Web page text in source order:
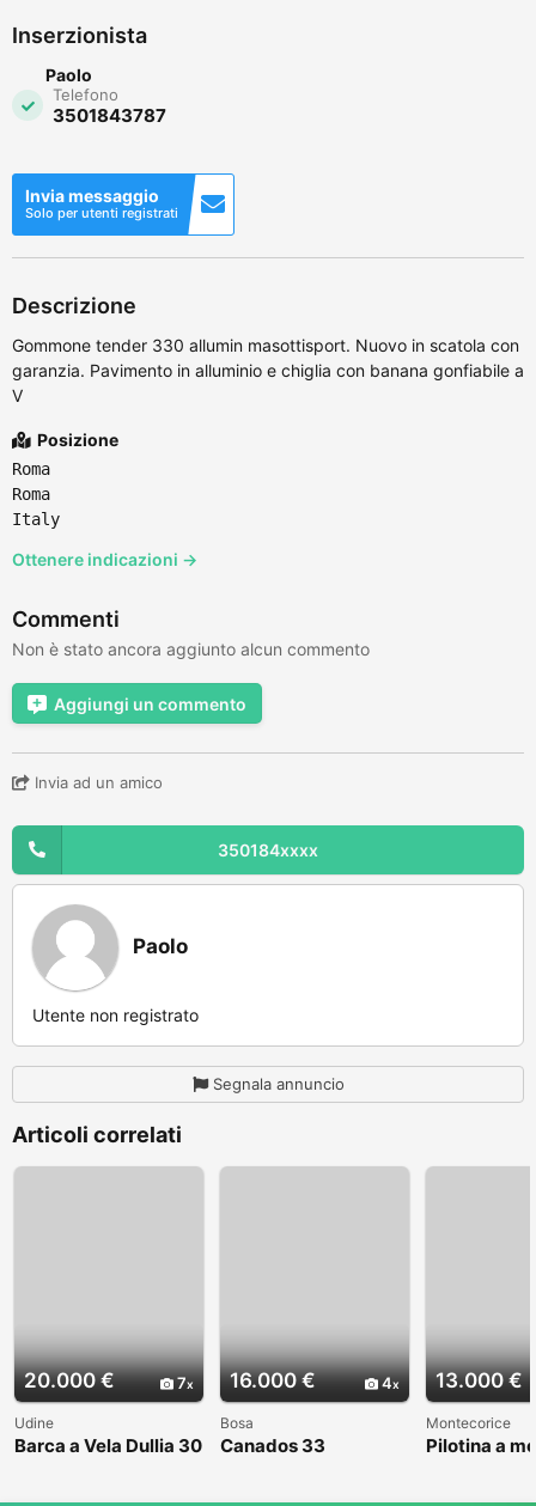
Inserzionista
Paolo
Telefono
3501843787
Invia messaggio
Solo per utenti registrati
Descrizione
Gommone tender 330 allumin masottisport. Nuovo in scatola con
garanzia. Pavimento in alluminio e chiglia con banana gonfiabile a
V
Posizione
Roma
Roma
Italy
Ottenere indicazioni →
Commenti
Non è stato ancora aggiunto alcun commento
Aggiungi un commento
Invia ad un amico
350184xxxx
Paolo
Utente non registrato
Segnala annuncio
Articoli correlati
20.000 € 7
Udine
Barca a Vela Dullia 30
16.000 € 4
Bosa
Canados 33
13.000 €
Montecorice
Pilotina a